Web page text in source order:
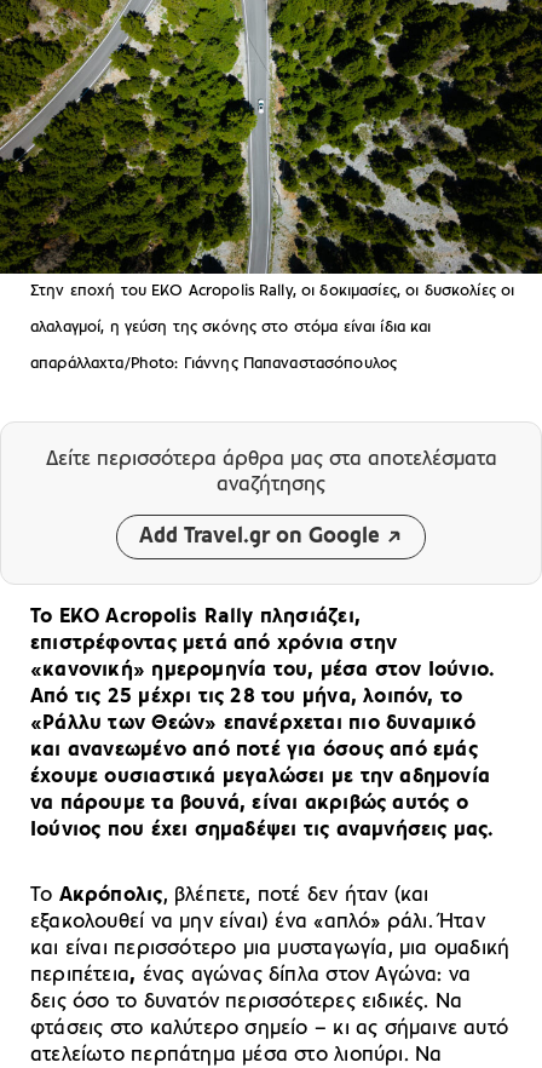
Στην εποχή του EKO Acropolis Rally, οι δοκιμασίες, οι δυσκολίες οι
αλαλαγμοί, η γεύση της σκόνης στο στόμα είναι ίδια και
απαράλλαχτα/Photo: Γιάννης Παπαναστασόπουλος
Δείτε περισσότερα άρθρα μας στα αποτελέσματα
αναζήτησης
Add Travel.gr on Google
Το EKO Acropolis Rally πλησιάζει,
επιστρέφοντας μετά από χρόνια στην
«κανονική» ημερομηνία του, μέσα στον Ιούνιο.
Από τις 25 μέχρι τις 28 του μήνα, λοιπόν, το
«Ράλλυ των Θεών» επανέρχεται πιο δυναμικό
και ανανεωμένο από ποτέ για όσους από εμάς
έχουμε ουσιαστικά μεγαλώσει με την αδημονία
να πάρουμε τα βουνά, είναι ακριβώς αυτός ο
Ιούνιος που έχει σημαδέψει τις αναμνήσεις μας.
Το Ακρόπολις, βλέπετε, ποτέ δεν ήταν (και
εξακολουθεί να μην είναι) ένα «απλό» ράλι. Ήταν
και είναι περισσότερο μια μυσταγωγία, μια ομαδική
περιπέτεια, ένας αγώνας δίπλα στον Αγώνα: να
δεις όσο το δυνατόν περισσότερες ειδικές. Να
φτάσεις στο καλύτερο σημείο – κι ας σήμαινε αυτό
ατελείωτο περπάτημα μέσα στο λιοπύρι. Να